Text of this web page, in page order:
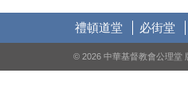
禮頓道堂 必街堂
© 2026 中華基督教會公理堂